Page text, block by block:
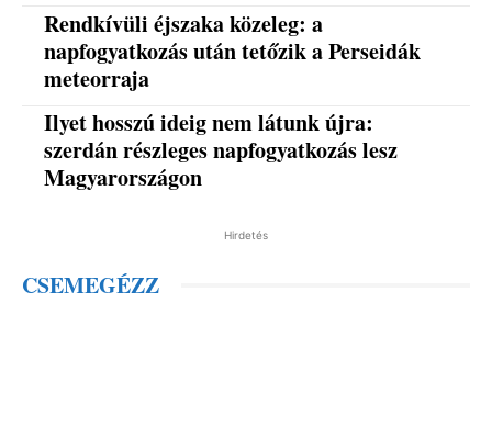
Rendkívüli éjszaka közeleg: a
napfogyatkozás után tetőzik a Perseidák
meteorraja
Ilyet hosszú ideig nem látunk újra:
szerdán részleges napfogyatkozás lesz
Magyarországon
Hirdetés
CSEMEGÉZZ